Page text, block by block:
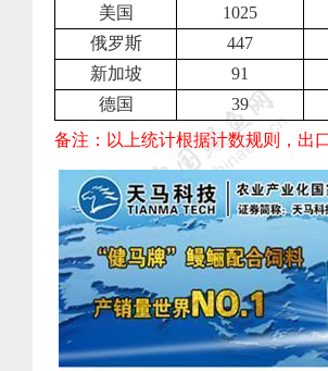
美国 1025
俄罗斯 447
新加坡 91
德国 39
备注：以上统计根据计数规则，出